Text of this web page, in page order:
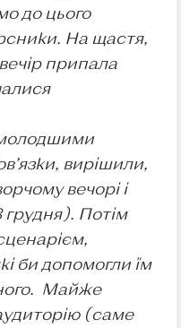
до цього
На щастя,
припала
вирішили,
вечорі і
Потім
би допомогли їм
Майже
(саме